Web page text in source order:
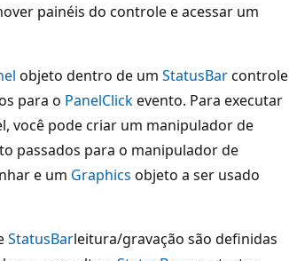
painéis do controle e acessar um
objeto dentro de um StatusBarcontrole
para o PanelClickevento. Para executar
você pode criar um manipulador de
passados para o manipulador de
e um Graphics objeto a ser usado
StatusBarleitura/gravação são definidas